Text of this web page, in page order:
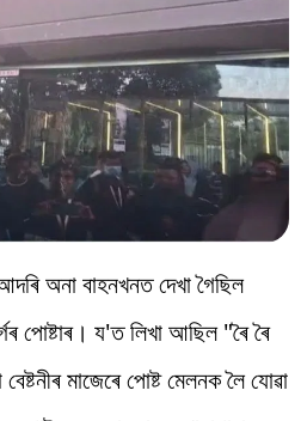
অনা বাহনখনত দেখা গৈছিল
পোষ্টাৰ। য'ত লিখা আছিল "ৰৈ ৰৈ
মাজেৰে পোষ্ট মেলনক লৈ যোৱা